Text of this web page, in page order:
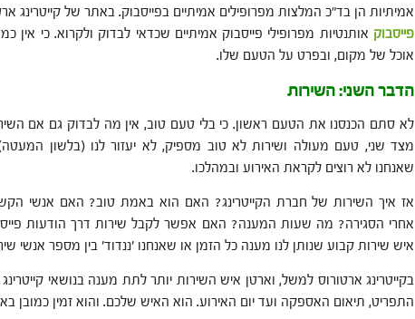
אמיתיות הן בד״כ המלצות מפרופילים אמיתיים בפייסבוק. באתר של קייטרינג
פייסבוק אותנטיות מפרופילי פייסבוק אמיתיים שכדאי לבדוק ולקרוא. כי
אוכל של מקום, ובפרט על הטעם שלו.
הדבר השני: השירות
לא סתם הכנסנו את הטעם ראשון. כי בלי טעם טוב, אין מה לבדוק גם אם
מצד שני, טעם מעולה ושירות לא טוב מספיק, לא יעזור לנו (בלשון המעטה)
שאנחנו לא רוצים לקראת האירוע ובמהלכו.
אז איך השירות של חברת הקייטרינג? האם הוא באמת טוב? האם אנשי הקשר
אחרי הסגירה? מה שעות המענה? האם אפשר לקבל שירות דרך הודעות
איש שירות קבוע שנותן לנו מענה כל הזמן או שאנחנו ׳ננדוד׳ בין מספר אנשי
בקייטרינג ארטורוס למשל, וארטן איש השירות יותר לתת מענה בנושאי
התפריט, תיאום האספקה ועד יום האירוע. הוא האיש שלכם. והוא זמין כמובן